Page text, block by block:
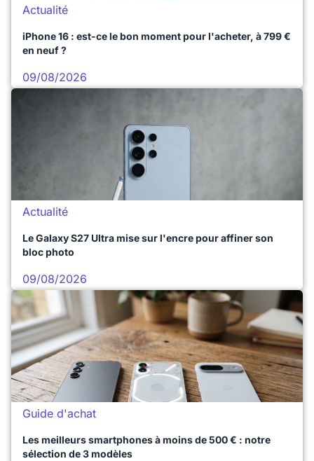
Actualité
iPhone 16 : est-ce le bon moment pour l'acheter, à 799 €
en neuf ?
09/08/2026
Actualité
Le Galaxy S27 Ultra mise sur l'encre pour affiner son
bloc photo
09/08/2026
Guide d'achat
Les meilleurs smartphones à moins de 500 € : notre
sélection de 3 modèles